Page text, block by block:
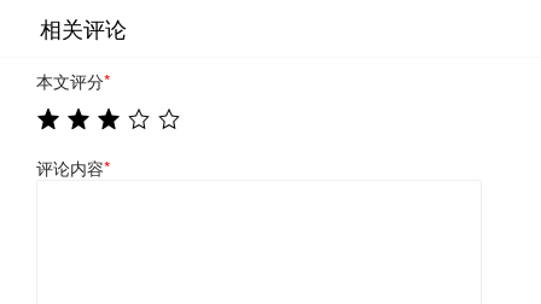
相关评论
本文评分*
评论内容*